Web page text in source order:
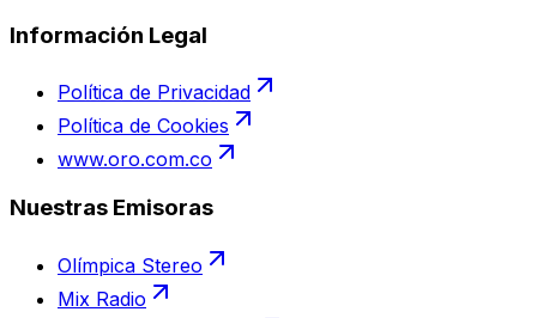
Información Legal
Política de Privacidad
Política de Cookies
www.oro.com.co
Nuestras Emisoras
Olímpica Stereo
Mix Radio